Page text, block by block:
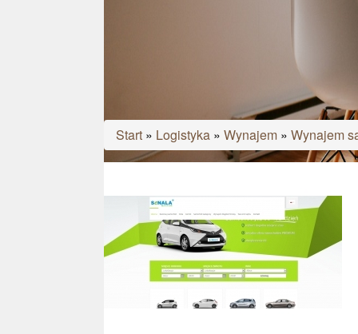
Start » Logistyka » Wynajem » Wynajem